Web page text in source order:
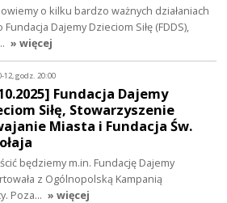
o kilku bardzo ważnych działaniach
Dajemy Dzieciom Siłę (FDDS),
» więcej
12, godz. 20:00
Fundacja Dajemy
Siłę, Stowarzyszenie
Miasta i Fundacja Św.
będziemy m.in. Fundację Dajemy
z Ogólnopolską Kampanią
Poza… » więcej